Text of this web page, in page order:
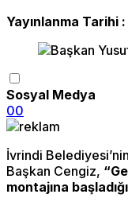
Yayınlanma Tarihi :
Sosyal Medya
00
İvrindi
Başkan Cengiz,
montajına